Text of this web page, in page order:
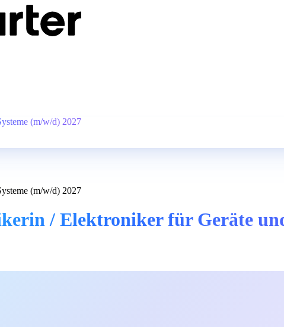
(m/w/d) 2027
(m/w/d) 2027
/ Elektroniker für Geräte